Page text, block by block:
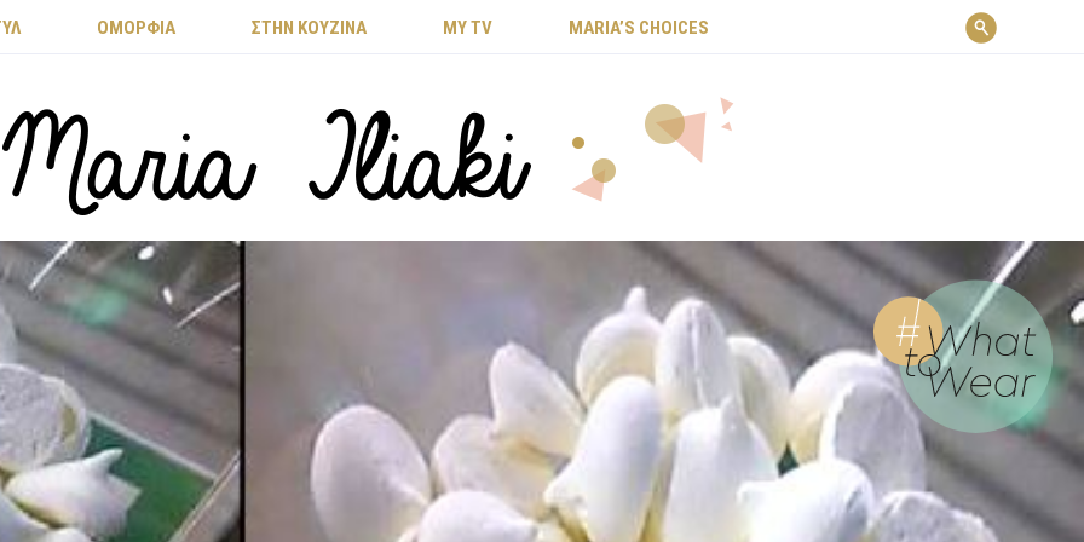
ΟΜΟΡΦΙΑ ΣΤΗΝ ΚΟΥΖΙΝΑ MY TV ΜARIA’S CHOICES